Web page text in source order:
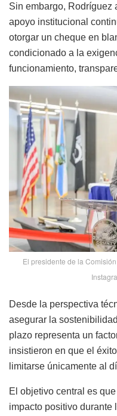
Sin embargo, Rodríguez
apoyo institucional
otorgar un cheque en
condicionado a la
funcionamiento,
El presidente de la
Desde la perspectiva
asegurar la
plazo representa un
insistieron en que el
limitarse únicamente al
El objetivo central es
impacto positivo durante